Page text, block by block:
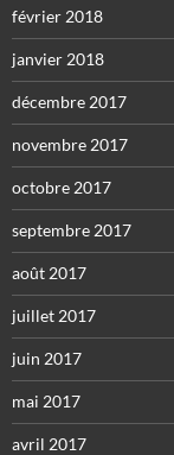
février 2018
janvier 2018
décembre 2017
novembre 2017
octobre 2017
septembre 2017
août 2017
juillet 2017
juin 2017
mai 2017
avril 2017